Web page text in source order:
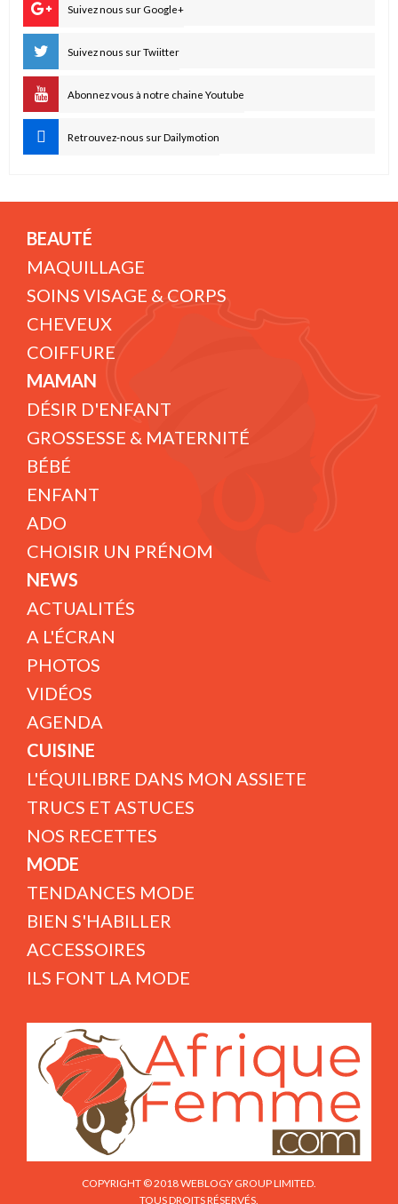
Suivez nous sur Google+
Suivez nous sur Twiitter
Abonnez vous à notre chaine Youtube
Retrouvez-nous sur Dailymotion
BEAUTÉ
MAQUILLAGE
SOINS VISAGE & CORPS
CHEVEUX
COIFFURE
MAMAN
DÉSIR D'ENFANT
GROSSESSE & MATERNITÉ
BÉBÉ
ENFANT
ADO
CHOISIR UN PRÉNOM
NEWS
ACTUALITÉS
A L'ÉCRAN
PHOTOS
VIDÉOS
AGENDA
CUISINE
L'ÉQUILIBRE DANS MON ASSIETE
TRUCS ET ASTUCES
NOS RECETTES
MODE
TENDANCES MODE
BIEN S'HABILLER
ACCESSOIRES
ILS FONT LA MODE
COPYRIGHT © 2018 WEBLOGY GROUP LIMITED.
TOUS DROITS RÉSERVÉS.